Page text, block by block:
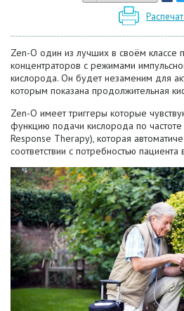
Zen-O один из лучших в своём классе
концентраторов с режимами
кислорода. Он будет незаменим для
которым показана продолжительная
Zen-O имеет триггеры которые
функцию подачи кислорода по частоте
Response Therapy), которая
соответствии с потребностью пациента